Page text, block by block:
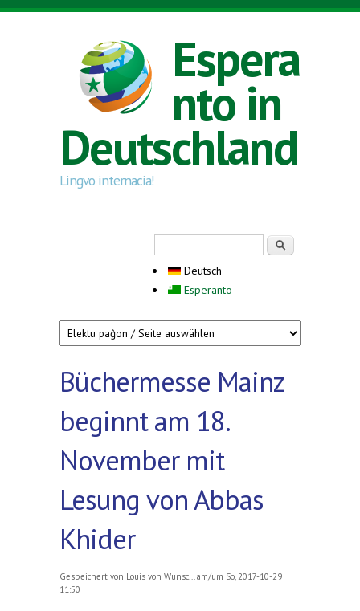
Direkt zum Inhalt
Espera
nto in
Deutschland
Lingvo internacia!
Deutsch
Esperanto
Büchermesse Mainz
beginnt am 18.
November mit
Lesung von Abbas
Khider
Gespeichert von Louis von Wunsc...
am/um So, 2017-10-29
11:50